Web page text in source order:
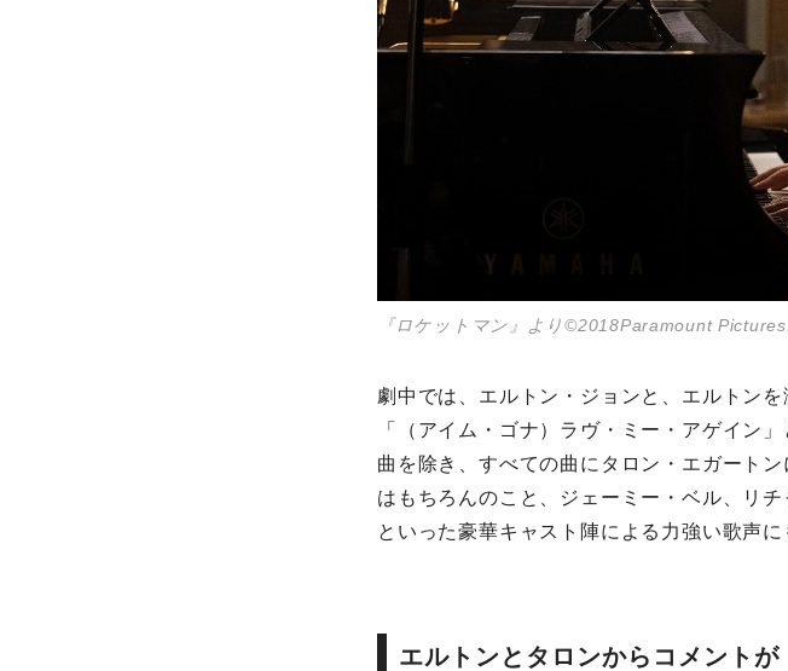
『ロケットマン』より©2018Paramount
劇中では、エルトン・ジョンと、エルトン
「（アイム・ゴナ）ラヴ・ミー・アゲイン
曲を除き、すべての曲にタロン・エガート
はもちろんのこと、ジェーミー・ベル、リ
といった豪華キャスト陣による力強い歌声に
エルトンとタロンからコメントが